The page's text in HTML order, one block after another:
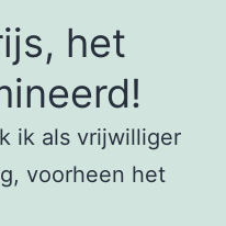
het
ik als vrijwilliger
voorheen het